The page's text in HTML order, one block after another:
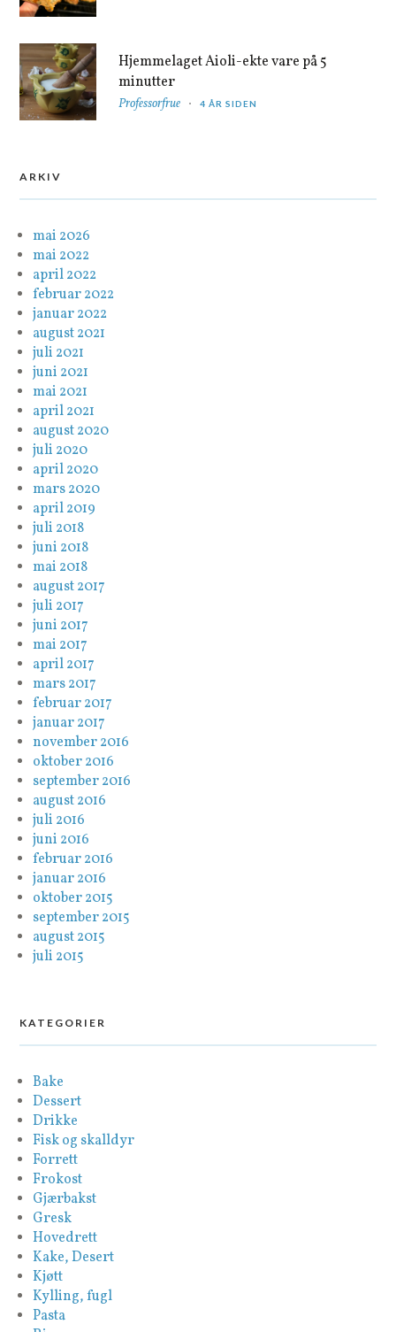
Hjemmelaget Aioli-ekte vare på 5
minutter
Professorfrue 4 ÅR SIDEN
ARKIV
mai 2026
mai 2022
april 2022
februar 2022
januar 2022
august 2021
juli 2021
juni 2021
mai 2021
april 2021
august 2020
juli 2020
april 2020
mars 2020
april 2019
juli 2018
juni 2018
mai 2018
august 2017
juli 2017
juni 2017
mai 2017
april 2017
mars 2017
februar 2017
januar 2017
november 2016
oktober 2016
september 2016
august 2016
juli 2016
juni 2016
februar 2016
januar 2016
oktober 2015
september 2015
august 2015
juli 2015
KATEGORIER
Bake
Dessert
Drikke
Fisk og skalldyr
Forrett
Frokost
Gjærbakst
Gresk
Hovedrett
Kake, Desert
Kjøtt
Kylling, fugl
Pasta